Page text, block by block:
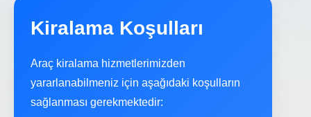
Kiralama Koşulları
Araç kiralama hizmetlerimizden
yararlanabilmeniz için aşağıdaki koşulların
sağlanması gerekmektedir: